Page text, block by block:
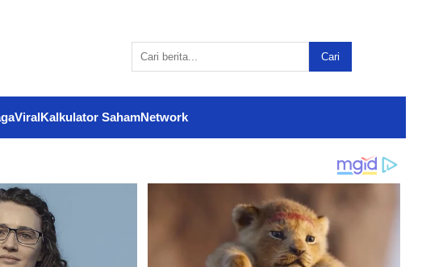
Cari
ViralKalkulator SahamNetwork